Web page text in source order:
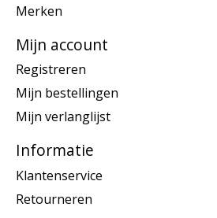
Merken
Mijn account
Registreren
Mijn bestellingen
Mijn verlanglijst
Informatie
Klantenservice
Retourneren